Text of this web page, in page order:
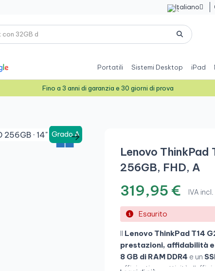
Italiano 
Portatili Sistemi Desktop iPad
Fino a 3 anni di garanzia e 30 giorni di prova
Grado A
Lenovo ThinkPad
256GB, FHD, A
319,95 € IVA incl.
Esaurito
Il Lenovo ThinkPad T14
prestazioni, affidabilità
8 GB di RAM DDR4 e un
efficienti per attività